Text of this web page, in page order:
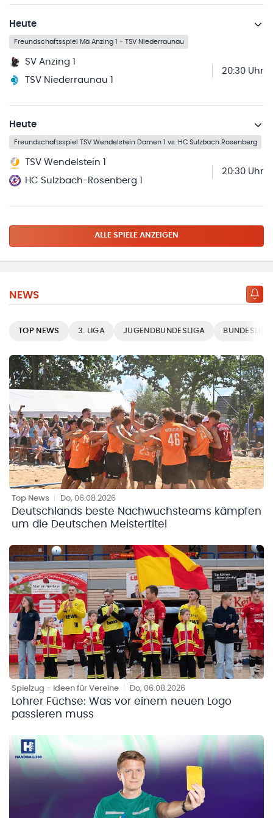
Heute
Freundschaftsspiel Mä Anzing 1 - TSV Niederraunau
SV Anzing 1
TSV Niederraunau 1
20:30 Uhr
Heute
Freundschaftsspiel TSV Wendelstein Damen 1 vs. HC Sulzbach Rosenberg
TSV Wendelstein 1
HC Sulzbach-Rosenberg 1
20:30 Uhr
ALLE SPIELE ANZEIGEN
NEWS
TOP NEWS 3. LIGA JUGENDBUNDESLIGA
Top News Do, 06.08.2026
Deutschlands beste Nachwuchsteams kämpfen
um die Deutschen Meistertitel
Spielzug - Ideen für Vereine Do, 06.08.2026
Lohrer Füchse: Was vor einem neuen Logo
passieren muss